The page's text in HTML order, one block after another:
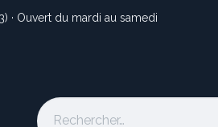
· Ouvert du mardi au samedi